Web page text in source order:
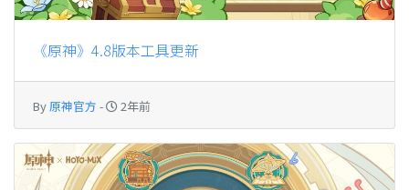
《原神》4.8版本工具更新
By原神官方 - 2年前